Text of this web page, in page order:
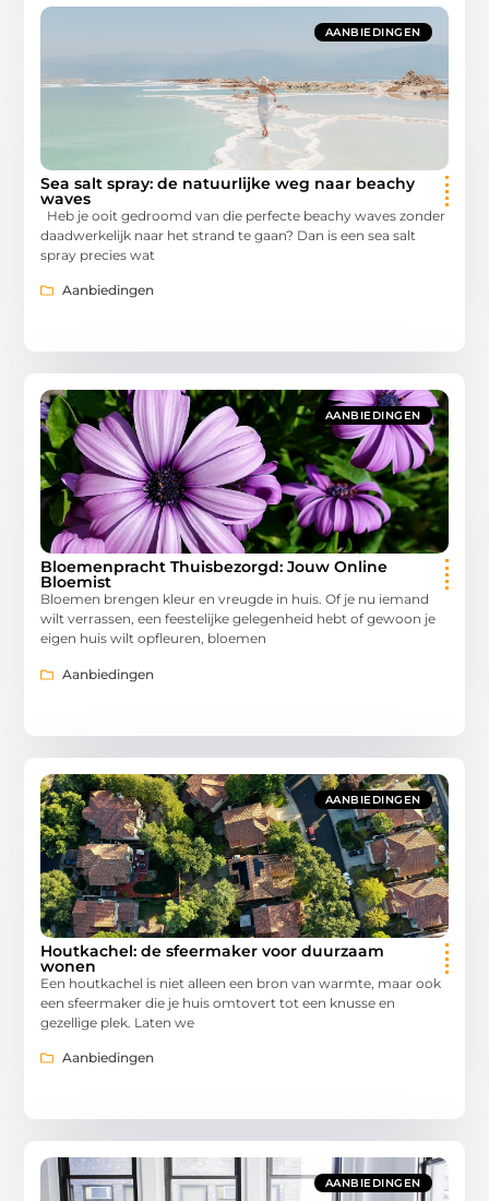
AANBIEDINGEN
Sea salt spray: de natuurlijke weg naar beachy
waves
Heb je ooit gedroomd van die perfecte beachy waves zonder
daadwerkelijk naar het strand te gaan? Dan is een sea salt
spray precies wat
Aanbiedingen
AANBIEDINGEN
Bloemenpracht Thuisbezorgd: Jouw Online
Bloemist
Bloemen brengen kleur en vreugde in huis. Of je nu iemand
wilt verrassen, een feestelijke gelegenheid hebt of gewoon je
eigen huis wilt opfleuren, bloemen
Aanbiedingen
AANBIEDINGEN
Houtkachel: de sfeermaker voor duurzaam
wonen
Een houtkachel is niet alleen een bron van warmte, maar ook
een sfeermaker die je huis omtovert tot een knusse en
gezellige plek. Laten we
Aanbiedingen
AANBIEDINGEN